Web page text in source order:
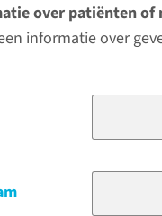
over patiënten of
informatie over